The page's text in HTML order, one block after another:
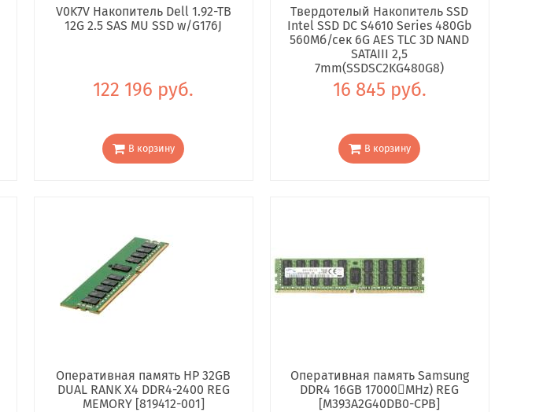
V0K7V Накопитель Dell 1.92-TB
12G 2.5 SAS MU SSD w/G176J
122 196 руб.
В корзину
Твердотелый Накопитель SSD
Intel SSD DC S4610 Series 480Gb
560Мб/сек 6G AES TLC 3D NAND
SATAIII 2,5
7mm(SSDSC2KG480G8)
16 845 руб.
В корзину
Оперативная память HP 32GB
DUAL RANK X4 DDR4-2400 REG
MEMORY [819412-001]
Оперативная память Samsung
DDR4 16GB 17000񢋕MHz) REG
[M393A2G40DB0-CPB]